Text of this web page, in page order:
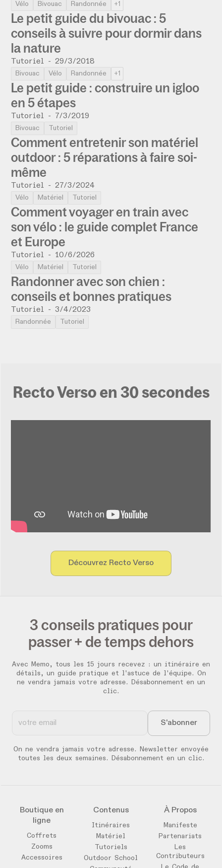
Vélo Bivouac Randonnée +1
Le petit guide du bivouac : 5
conseils à suivre pour dormir dans
la nature
Tutoriel -29/3/2018
Bivouac Vélo Randonnée +1
Le petit guide : construire un igloo
en 5 étapes
Tutoriel - 7/3/2019
Bivouac Tutoriel
Comment entretenir son matériel
outdoor : 5 réparations à faire soi-
même
Tutoriel -27/3/2024
Vélo Matériel Tutoriel
Comment voyager en train avec
son vélo : le guide complet France
et Europe
Tutoriel - 10/6/2026
Vélo Matériel Tutoriel
Randonner avec son chien :
conseils et bonnes pratiques
Tutoriel - 3/4/2023
Randonnée Tutoriel
Recto Verso en 30 secondes
Découvrez Recto Verso
3 conseils pratiques pour
passer + de temps dehors
Avec Memo, tous les 15 jours recevez : un itinéraire en
détails, un guide pratique et l'astuce de l'équipe. On
ne vendra jamais votre adresse. Désabonnement en un
clic.
On ne vendra jamais votre adresse. Newsletter envoyée
toutes les deux semaines. Désabonnement en un clic.
Boutique en
ligne
Coffrets
Zooms
Accessoires
Contenus
Itinéraires
Matériel
Tutoriels
Outdoor School
À Propos
Manifeste
Partenariats
Les
Contributeurs